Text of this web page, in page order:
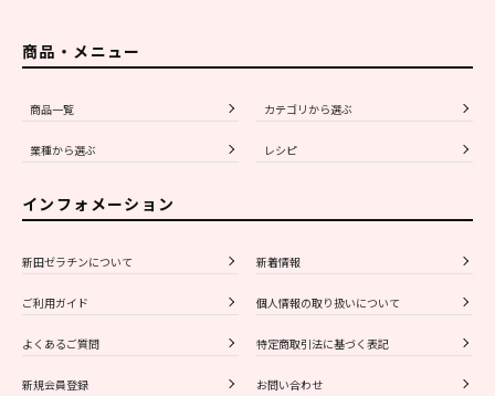
商品・メニュー
商品一覧 カテゴリから選ぶ
業種から選ぶ レシピ
インフォメーション
新田ゼラチンについて 新着情報
ご利用ガイド 個人情報の取り扱いについて
よくあるご質問 特定商取引法に基づく表記
新規会員登録 お問い合わせ